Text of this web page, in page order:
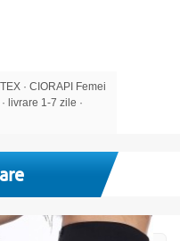
· CIORAPI Femei
livrare 1-7 zile ·